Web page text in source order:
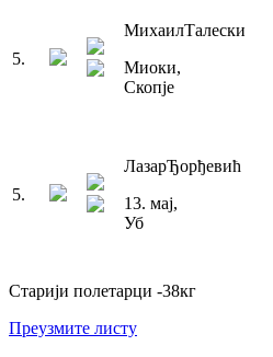
5.
МихаилТалески
Миоки,
Скопје
5.
ЛазарЂорђевић
13. мај,
Уб
Старији полетарци -38кг
Преузмите листу